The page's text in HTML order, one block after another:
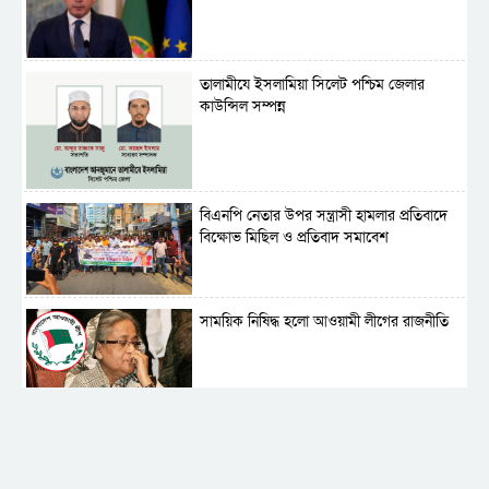
‎তালামীযে ইসলামিয়া সিলেট পশ্চিম জেলার
কাউন্সিল সম্পন্ন
বিএনপি নেতার উপর সন্ত্রাসী হামলার প্রতিবাদে
বিক্ষোভ মিছিল ও প্রতিবাদ সমাবেশ
সাময়িক নিষিদ্ধ হলো আওয়ামী লীগের রাজনীতি